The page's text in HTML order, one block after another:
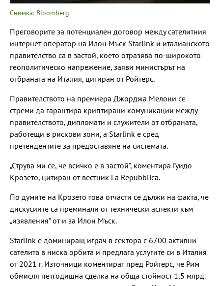
Снимка: Bloomberg
Преговорите за потенциален договор между сателитния
интернет оператор на Илон Мъск Starlink и италианското
правителство са в застой, което отразява по-широкото
геополитическо напрежение, заяви министърът на
отбраната на Италия, цитиран от Ройтерс.
Правителството на премиера Джорджа Мелони се
стреми да гарантира криптирани комуникации между
правителството, дипломати и служители от отбраната,
работещи в рискови зони, а Starlink е сред
претендентите за предоставяне на системата.
„Струва ми се, че всичко е в застой“, коментира Гуидо
Крозето, цитиран от вестник La Repubblica.
По думите на Крозето това отчасти се дължи на факта, че
дискусиите са преминали от технически аспекти към
„изявления“ от и за Илон Мъск.
Starlink е доминиращ играч в сектора с 6700 активни
сателита в ниска орбита и предлага услугите си в Италия
от 2021 г. Източници коментират пред Ройтерс, че Рим
обмисля петгодишна сделка на обща стойност 1,5 млрд.